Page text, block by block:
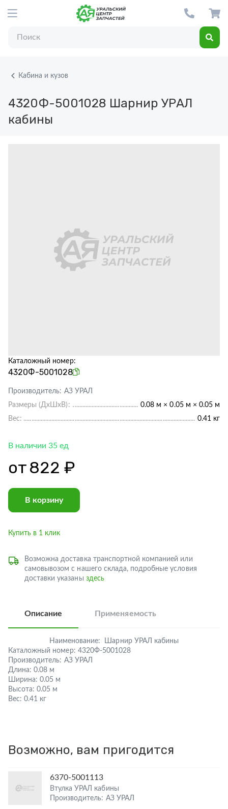
Кабина и кузов
4320Ф-5001028 Шарнир УРАЛ
кабины
Каталожный номер:
4320Ф-5001028
Производитель: АЗ УРАЛ
Размеры (ДхШхВ):
0.08 м × 0.05 м × 0.05 м
Вес:
0.41 кг
В наличии 35 ед
от822 ₽
В корзину
Купить в 1 клик
Возможна доставка транспортной компанией или
самовывозом с нашего склада, подробные условия
доставки указаны здесь
Описание Применяемость
Наименование:
Шарнир УРАЛ кабины
Каталожный номер: 4320Ф-5001028
Производитель: АЗ УРАЛ
Длина: 0.08 м
Ширина: 0.05 м
Высота: 0.05 м
Вес: 0.41 кг
Возможно, вам пригодится
6370-5001113
Втулка УРАЛ кабины
Производитель: АЗ УРАЛ